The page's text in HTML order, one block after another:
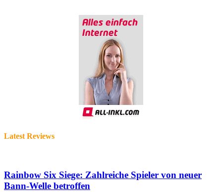
Latest Reviews
Rainbow Six Siege: Zahlreiche Spieler von neuer
Bann-Welle betroffen